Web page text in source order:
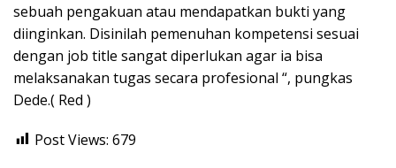
sebuah pengakuan atau mendapatkan bukti yang
diinginkan. Disinilah pemenuhan kompetensi sesuai
dengan job title sangat diperlukan agar ia bisa
melaksanakan tugas secara profesional “, pungkas
Dede.( Red )
Post Views: 679